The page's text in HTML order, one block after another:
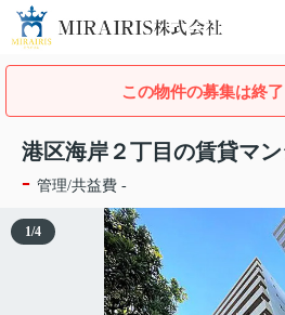
この物件の募集は終了
港区海岸２丁目の賃貸マ
- 管理/共益費 -
1/4